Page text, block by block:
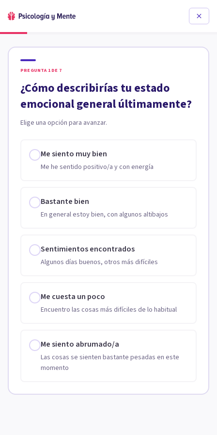
PREGUNTA 1 DE 7
¿Cómo describirías tu estado
emocional general últimamente?
Elige una opción para avanzar.
Me siento muy bien
Me he sentido positivo/a y con energía
Bastante bien
En general estoy bien, con algunos altibajos
Sentimientos encontrados
Algunos días buenos, otros más difíciles
Me cuesta un poco
Encuentro las cosas más difíciles de lo habitual
Me siento abrumado/a
Las cosas se sienten bastante pesadas en este
momento